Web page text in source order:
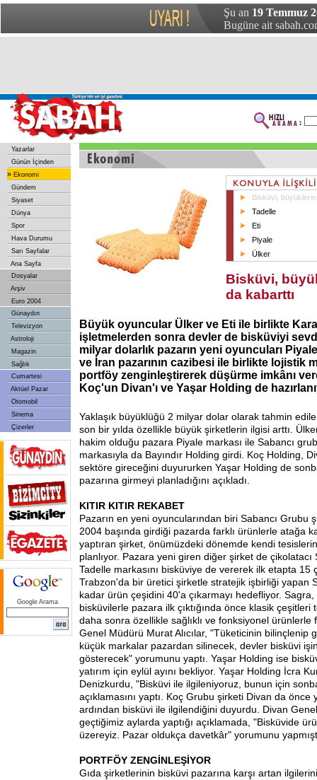
Şu an 19 Temmuz
Bugüne ait
Yazarlar
Günün İçinden
» Ekonomi
Gündem
Siyaset
Dünya
Spor
Hava Durumu
Sarı Sayfalar
Ana Sayfa
Dosyalar
Arşiv
Euro 2004
Günaydın
Televizyon
Astroloji
Magazin
Sağlık
Cumartesi
Aktüel Pazar
Otomobil
Sinema
Çizerler
Google Arama
Bisküvi, büyüklerin
Tadelle
Eti
Piyale
Ülker
Bisküvi,
da kabarttı
Büyük oyuncular Ülker ve Eti ile birlikte
işletmelerden sonra devler de bisküviyi
milyar dolarlık pazarın yeni oyuncuları
ve İran pazarının cazibesi ile birlikte lojistik
portföy zenginleştirerek düşürme imkânı
Koç'un Divan'ı ve Yaşar Holding de
Yaklaşık büyüklüğü 2 milyar dolar olarak tahmin
son bir yılda özellikle büyük şirketlerin ilgisi arttı.
hakim olduğu pazara Piyale markası ile Sabancı
markasıyla da Bayındır Holding girdi. Koç Holding,
sektöre gireceğini duyururken Yaşar Holding de
pazarına girmeyi planladığını açıkladı.
KITIR KITIR REKABET
Pazarın en yeni oyuncularından biri Sabancı Grubu
2004 başında girdiği pazarda farklı ürünlerle atağa
yaptıran şirket, önümüzdeki dönemde kendi
planlıyor. Pazara yeni giren diğer şirket de çikolatacı
Tadelle markasını bisküviye de vererek ilk etapta 15
Trabzon'da bir üretici şirketle stratejik işbirliği yapan
kadar ürün çeşidini 40'a çıkarmayı hedefliyor.
bisküvilerle pazara ilk çıktığında önce klasik çeşitleri
daha sonra özellikle sağlıklı ve fonksiyonel ürünlerle
Genel Müdürü Murat Alıcılar, "Tüketicinin bilinçlenip
küçük markalar pazardan silinecek, devler bisküvi
gösterecek" yorumunu yaptı. Yaşar Holding ise
yatırım için eylül ayını bekliyor. Yaşar Holding İcra
Denizkurdu, "Bisküvi ile ilgileniyoruz, bunun için
açıklamasını yaptı. Koç Grubu şirketi Divan da önce
ardından bisküvi ile ilgilendiğini duyurdu. Divan
geçtiğimiz aylarda yaptığı açıklamada, "Bisküvide
üzereyiz. Pazar oldukça davetkâr" yorumunu
PORTFÖY ZENGİNLEŞİYOR
Gıda şirketlerinin bisküvi pazarına karşı artan